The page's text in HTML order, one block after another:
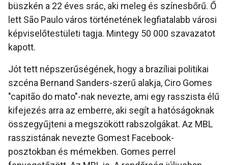
büszkén a 22 éves srác, aki meleg és színesbőrű. Ő
lett São Paulo város történetének legfiatalabb városi
képviselőtestületi tagja. Mintegy 50 000 szavazatot
kapott.
Jót tett népszerűségének, hogy a brazíliai politikai
szcéna Bernand Sanders-szerű alakja, Ciro Gomes
"capitão do mato"-nak nevezte, ami egy rasszista élű
kifejezés arra az emberre, aki segít a hatóságoknak
összegyűjteni a megszökött rabszolgákat. Az MBL
rasszistának nevezte Gomest Facebook-
posztokban és mémekben. Gomes perrel